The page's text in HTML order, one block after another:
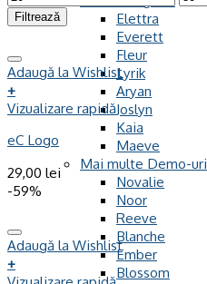
Elettra
Everett
Fleur
Lyrik
Aryan
Joslyn
Kaia
Maeve
Mai multe Demo-uri
Novalie
Noor
Reeve
Blanche
Ember
Blossom
Filtrează
Adaugă la Wishlist
+
Vizualizare rapidă
eC Logo
29,00 lei
-59%
Adaugă la Wishlist
+